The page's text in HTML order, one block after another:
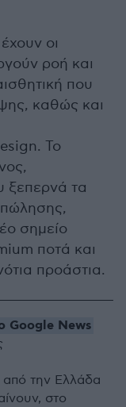
οι
ροή και
που
καθώς και
Το
ξεπερνά τα
σημείο
ποτά και
προάστια.
Google News
από την Ελλάδα
στο